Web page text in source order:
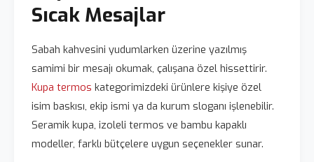
Sıcak Mesajlar
Sabah kahvesini yudumlarken üzerine yazılmış
samimi bir mesajı okumak, çalışana özel hissettirir.
Kupa termos kategorimizdeki ürünlere kişiye özel
isim baskısı, ekip ismi ya da kurum sloganı işlenebilir.
Seramik kupa, izoleli termos ve bambu kapaklı
modeller, farklı bütçelere uygun seçenekler sunar.